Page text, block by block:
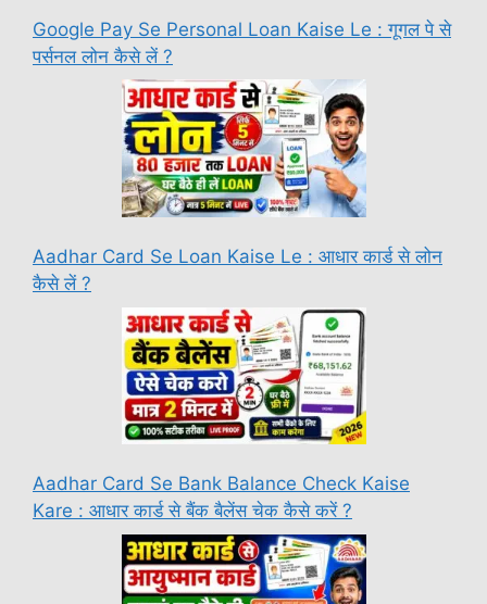
Google Pay Se Personal Loan Kaise Le : गूगल पे से
पर्सनल लोन कैसे लें ?
Aadhar Card Se Loan Kaise Le : आधार कार्ड से लोन
कैसे लें ?
Aadhar Card Se Bank Balance Check Kaise
Kare : आधार कार्ड से बैंक बैलेंस चेक कैसे करें ?